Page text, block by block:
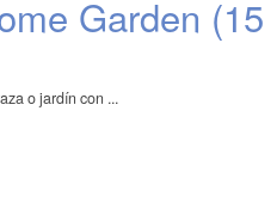
Garden (15
o jardín con ...